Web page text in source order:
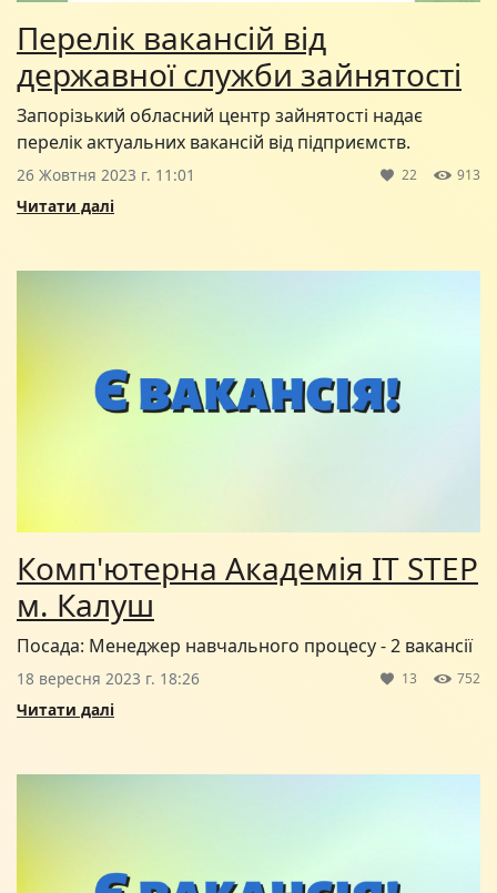
Перелік вакансій від
державної служби зайнятості
Запорізький обласний центр зайнятості надає
перелік актуальних вакансій від підприємств.
26 Жовтня 2023 г. 11:01 22 913
Читати далі
Комп'ютерна Академія IT STEP
м. Калуш
Посада: Менеджер навчального процесу - 2 вакансії
18 вересня 2023 г. 18:26 13 752
Читати далі